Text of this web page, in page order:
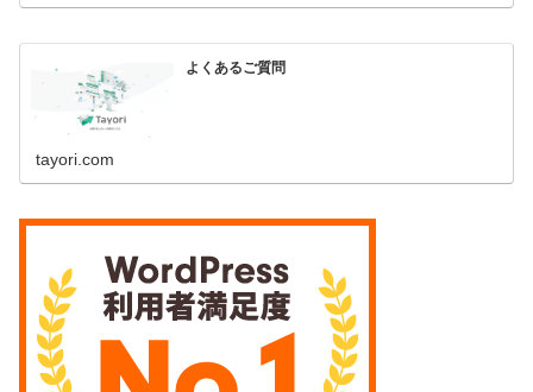
よくあるご質問
tayori.com